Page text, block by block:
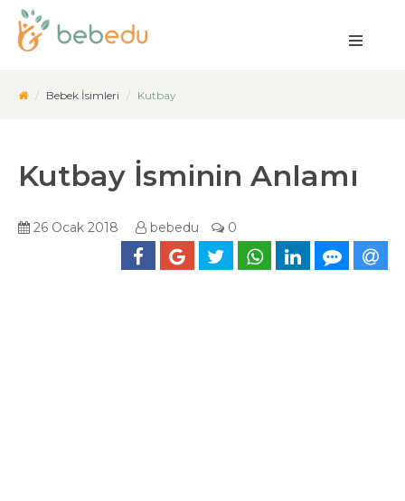
Bebek İsimleri Kutbay
Kutbay İsminin Anlamı
26 Ocak 2018 bebedu 0